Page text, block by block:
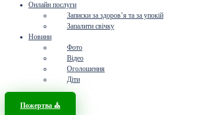
Онлайн послуги
Записки за здоров’я та за упокій
Запалити свічку
Новини
Фото
Відео
Оголошення
Діти
Пожертва ⛪️